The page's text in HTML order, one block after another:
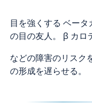
目を強くする ベー
の目の友人。 β カロ
などの障害のリスク
の形成を遅らせる。